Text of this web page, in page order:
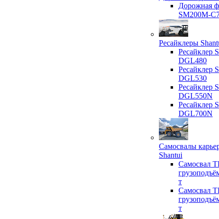
Дорожная
SM200M-
Ресайклеры
Ресайклер
DGL480
Ресайклер
DGL530
Ресайклер
DGL550N
Ресайклер
DGL700N
Самосвалы
Shantui
Самосвал
т
Самосвал
т